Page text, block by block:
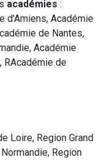
académies :
d'Amiens, Académie
de Nantes,
Académie
RAcadémie de
Loire, Region Grand
Region